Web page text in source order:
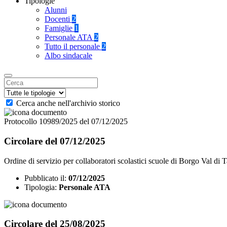
Alunni
Docenti 2
Famiglie 1
Personale ATA 2
Tutto il personale 2
Albo sindacale
Cerca anche nell'archivio storico
Protocollo 10989/2025 del 07/12/2025
Circolare del 07/12/2025
Ordine di servizio per collaboratori scolastici scuole di Borgo Val di
Pubblicato il: 07/12/2025
Tipologia: Personale ATA
Circolare del 25/08/2025